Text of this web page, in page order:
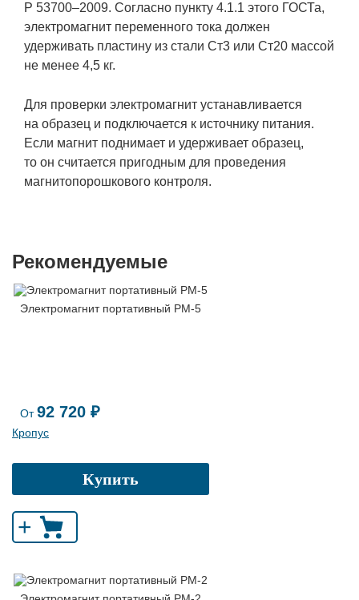
Р 53700–2009. Согласно пункту 4.1.1 этого ГОСТа,
электромагнит переменного тока должен
удерживать пластину из стали Ст3 или Ст20 массой
не менее 4,5 кг.
Для проверки электромагнит устанавливается
на образец и подключается к источнику питания.
Если магнит поднимает и удерживает образец,
то он считается пригодным для проведения
магнитопорошкового контроля.
Рекомендуемые
Электромагнит портативный PM-5
От92 720 ₽
Кропус
Купить
+